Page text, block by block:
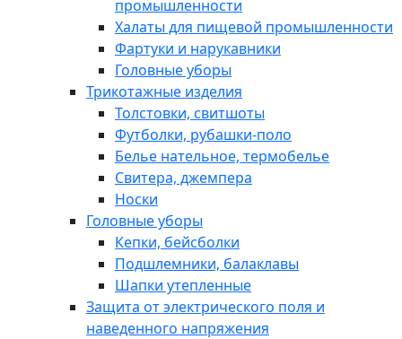
промышленности
Халаты для пищевой промышленности
Фартуки и нарукавники
Головные уборы
Трикотажные изделия
Толстовки, свитшоты
Футболки, рубашки-поло
Белье нательное, термобелье
Свитера, джемпера
Носки
Головные уборы
Кепки, бейсболки
Подшлемники, балаклавы
Шапки утепленные
Защита от электрического поля и
наведенного напряжения